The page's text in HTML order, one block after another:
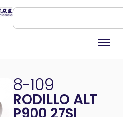
8-109
RODILLO ALT